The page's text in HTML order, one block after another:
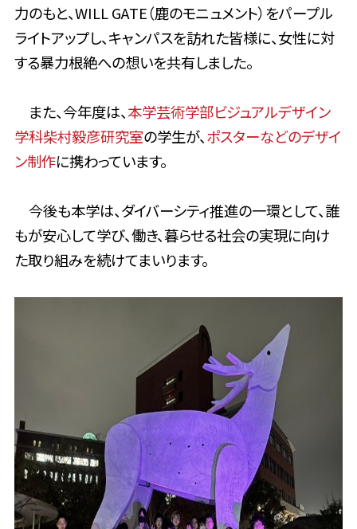
力のもと、WILL GATE（鹿のモニュメント）をパープル
ライトアップし、キャンパスを訪れた皆様に、女性に対
する暴力根絶への想いを共有しました。
また、今年度は、本学芸術学部ビジュアルデザイン
学科柴村毅彦研究室の学生が、ポスターなどのデザイ
ン制作に携わっています。
今後も本学は、ダイバーシティ推進の一環として、誰
もが安心して学び、働き、暮らせる社会の実現に向け
た取り組みを続けてまいります。